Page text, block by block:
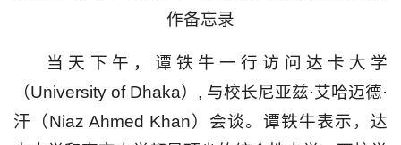
作备忘录
当天下午，谭铁牛一行访问达卡大学
（University of Dhaka）, 与校长尼亚兹·艾哈迈德·
汗（Niaz Ahmed Khan）会谈。谭铁牛表示，达